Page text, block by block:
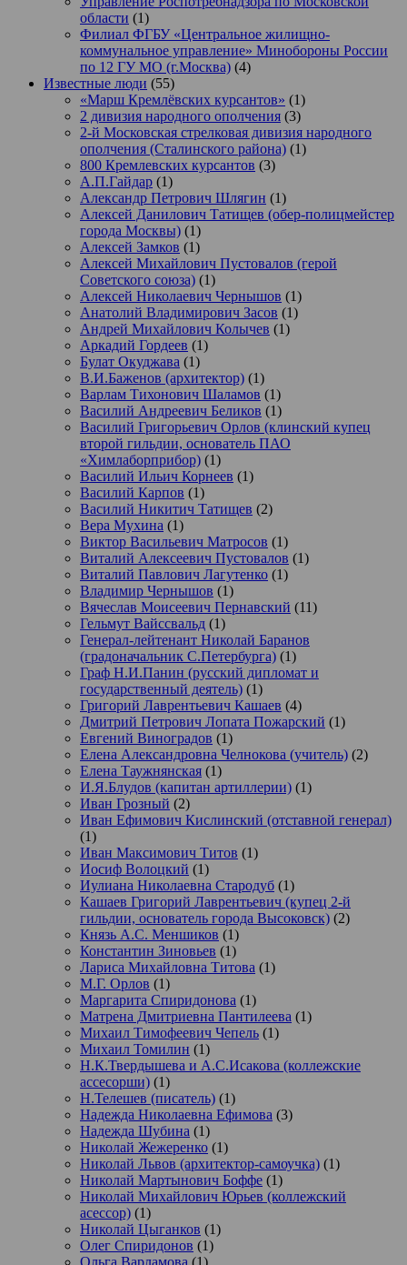
области (1)
Филиал ФГБУ «Центральное жилищно-
коммунальное управление» Минобороны России
по 12 ГУ МО (г.Москва) (4)
Известные люди (55)
«Марш Кремлёвских курсантов» (1)
2 дивизия народного ополчения (3)
2-й Московская стрелковая дивизия народного
ополчения (Сталинского района) (1)
800 Кремлевских курсантов (3)
А.П.Гайдар (1)
Александр Петрович Шлягин (1)
Алексей Данилович Татищев (обер-полицмейстер
города Москвы) (1)
Алексей Замков (1)
Алексей Михайлович Пустовалов (герой
Советского союза) (1)
Алексей Николаевич Чернышов (1)
Анатолий Владимирович Засов (1)
Андрей Михайлович Колычев (1)
Аркадий Гордеев (1)
Булат Окуджава (1)
В.И.Баженов (архитектор) (1)
Варлам Тихонович Шаламов (1)
Василий Андреевич Беликов (1)
Василий Григорьевич Орлов (клинский купец
второй гильдии, основатель ПАО
«Химлаборприбор) (1)
Василий Ильич Корнеев (1)
Василий Карпов (1)
Василий Никитич Татищев (2)
Вера Мухина (1)
Виктор Васильевич Матросов (1)
Виталий Алексеевич Пустовалов (1)
Виталий Павлович Лагутенко (1)
Владимир Чернышов (1)
Вячеслав Моисеевич Пернавский (11)
Гельмут Вайссвальд (1)
Генерал-лейтенант Николай Баранов
(градоначальник С.Петербурга) (1)
Граф Н.И.Панин (русский дипломат и
государственный деятель) (1)
Григорий Лаврентьевич Кашаев (4)
Дмитрий Петрович Лопата Пожарский (1)
Евгений Виноградов (1)
Елена Александровна Челнокова (учитель) (2)
Елена Таужнянская (1)
И.Я.Блудов (капитан артиллерии) (1)
Иван Грозный (2)
Иван Ефимович Кислинский (отставной генерал)
(1)
Иван Максимович Титов (1)
Иосиф Волоцкий (1)
Иулиана Николаевна Стародуб (1)
Кашаев Григорий Лаврентьевич (купец 2-й
гильдии, основатель города Высоковск) (2)
Князь А.С. Меншиков (1)
Константин Зиновьев (1)
Лариса Михайловна Титова (1)
М.Г. Орлов (1)
Маргарита Спиридонова (1)
Матрена Дмитриевна Пантилеева (1)
Михаил Тимофеевич Чепель (1)
Михаил Томилин (1)
Н.К.Твердышева и А.С.Исакова (коллежские
ассесорши) (1)
Н.Телешев (писатель) (1)
Надежда Николаевна Ефимова (3)
Надежда Шубина (1)
Николай Жежеренко (1)
Николай Львов (архитектор-самоучка) (1)
Николай Мартынович Боффе (1)
Николай Михайлович Юрьев (коллежский
асессор) (1)
Николай Цыганков (1)
Олег Спиридонов (1)